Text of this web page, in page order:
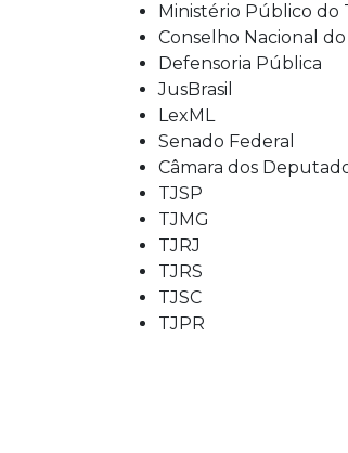
Ministério Público do
Conselho Nacional
Defensoria Pública
JusBrasil
LexML
Senado Federal
Câmara dos
TJSP
TJMG
TJRJ
TJRS
TJSC
TJPR